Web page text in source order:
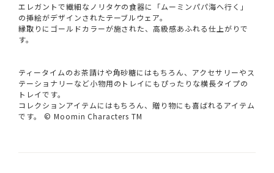
エレガントで繊細なノリタケの食器に「ムーミンパパ海へ行く」
の挿絵がデザインされたテーブルウェア。
縁取りにゴールドカラーが施された、高級感あふれる仕上がりで
す。
ティータイムのお茶請けや角砂糖にはもちろん、アクセサリーやス
テーショナリーなど小物用のトレイにもぴったりな横長タイプの
トレイです。
コレクションアイテムにはもちろん、贈り物にも喜ばれるアイテム
です。 © Moomin Characters TM